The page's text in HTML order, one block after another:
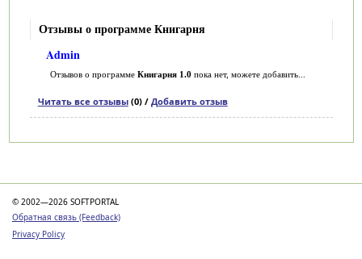
Отзывы о программе Книгарня
Admin
Отзывов о программе Книгарня 1.0 пока нет, можете добавить...
Читать все отзывы(0) / Добавить отзыв
© 2002—2026 SOFTPORTAL
Обратная связь (Feedback)
Privacy Policy